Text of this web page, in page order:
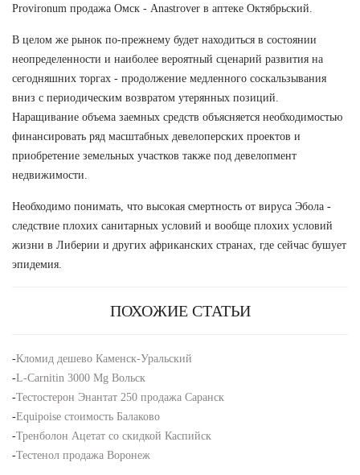
Provironum продажа Омск - Anastrover в аптеке Октябрьский.
В целом же рынок по-прежнему будет находиться в состоянии
неопределенности и наиболее вероятный сценарий развития на
сегодняшних торгах - продолжение медленного соскальзывания
вниз с периодическим возвратом утерянных позиций.
Наращивание объема заемных средств объясняется необходимостью
финансировать ряд масштабных девелоперских проектов и
приобретение земельных участков также под девелопмент
недвижимости.
Необходимо понимать, что высокая смертность от вируса Эбола -
следствие плохих санитарных условий и вообще плохих условий
жизни в Либерии и других африканских странах, где сейчас бушует
эпидемия.
ПОХОЖИЕ СТАТЬИ
-Кломид дешево Каменск-Уральский
-L-Carnitin 3000 Mg Вольск
-Тестостерон Энантат 250 продажа Саранск
-Equipoise стоимость Балаково
-Тренболон Ацетат со скидкой Каспийск
-Тестенол продажа Воронеж